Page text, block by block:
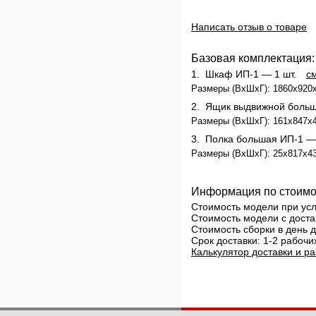
Написать отзыв о товаре
Базовая комплектация:
1. Шкаф ИП-1 — 1 шт.
Размеры (ВхШхГ):
2. Ящик выдвижной
Размеры (ВхШхГ):
3. Полка большая ИП-1 —
Размеры (ВхШхГ):
Информация по
Стоимость модели при
Стоимость модели с
Стоимость сборки в
Срок доставки: 1-2
Калькулятор доставки и